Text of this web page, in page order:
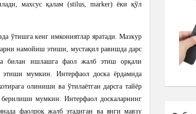
махсус қалам (stilus, marker) ёки қўл
ўтишга кенг имкониятлар яратади. Мазкур
намойиш этиши, мустақил равишда дарс
билан ишлашга фаол жалб этиш орқали
мумкин. Интерфаол доска ёрдамида
олиниши ва ўтилаётган дарсга тайёр
берилиши мумкин. Интерфаол доскаларнинг
фаолроқ жалб этадиган ва янги мавзу